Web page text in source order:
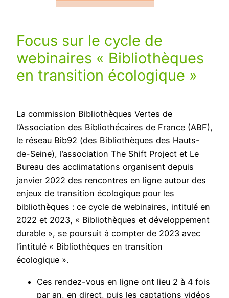
Focus sur le cycle de
webinaires « Bibliothèques
en transition écologique »
La commission Bibliothèques Vertes de
l’Association des Bibliothécaires de France (ABF),
le réseau Bib92 (des Bibliothèques des Hauts-
de-Seine), l’association The Shift Project et Le
Bureau des acclimatations organisent depuis
janvier 2022 des rencontres en ligne autour des
enjeux de transition écologique pour les
bibliothèques : ce cycle de webinaires, intitulé en
2022 et 2023, « Bibliothèques et développement
durable », se poursuit à compter de 2023 avec
l’intitulé « Bibliothèques en transition
écologique ».
Ces rendez-vous en ligne ont lieu 2 à 4 fois
par an, en direct, puis les captations vidéos